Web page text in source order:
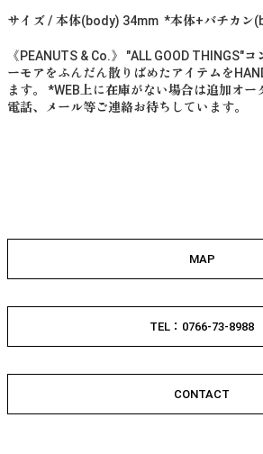
サイズ / 本体(body) 34mm *本体+バチカン
《PEANUTS & Co.》 "ALL GOOD THINGS"
ーモアをふんだん散りばめたアイテムを
ます。 *WEB上に在庫がない場合は追加オー
電話、メール等ご連絡お待ちしています。
MAP
TEL：0766-73-8988
CONTACT